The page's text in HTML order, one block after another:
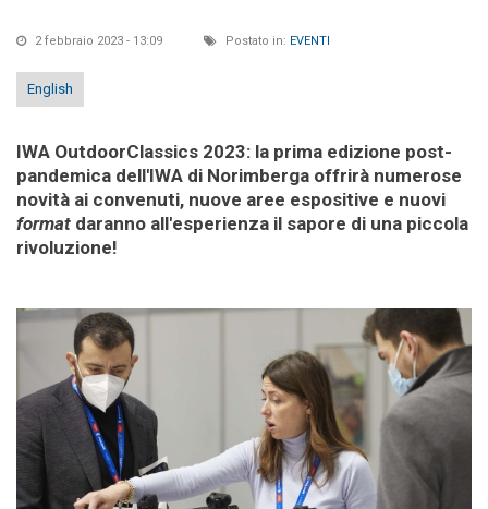
2 febbraio 2023 - 13:09 Postato in: EVENTI
English
IWA OutdoorClassics 2023: la prima edizione post-
pandemica dell'IWA di Norimberga offrirà numerose
novità ai convenuti, nuove aree espositive e nuovi
format daranno all'esperienza il sapore di una piccola
rivoluzione!